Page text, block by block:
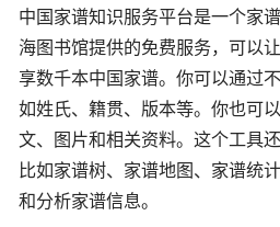
中国家谱知识服务平台是一个家
海图书馆提供的免费服务，可以
享数千本中国家谱。你可以通过
如姓氏、籍贯、版本等。你也可
文、图片和相关资料。这个工具
比如家谱树、家谱地图、家谱统
和分析家谱信息。